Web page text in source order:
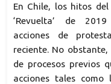
En Chile, los hitos
‘Revuelta’ de
acciones de
reciente. No
de procesos previos
acciones tales como